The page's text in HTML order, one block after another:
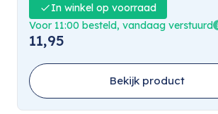
In winkel op voorraad
Voor 11:00 besteld, vandaag verstuurd
11,95
Bekijk product